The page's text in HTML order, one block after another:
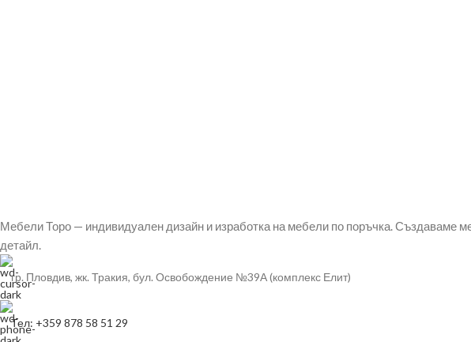
Мебели Торо — индивидуален дизайн и изработка на мебели по поръчка. Създаваме
детайл.
гр. Пловдив, жк. Тракия, бул. Освобождение №39А (комплекс Елит)
Тел: +359 878 58 51 29